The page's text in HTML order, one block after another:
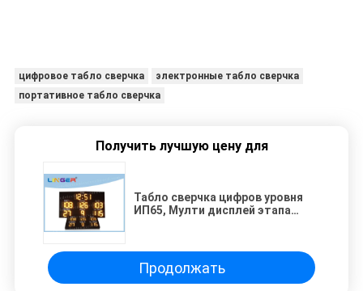
цифровое табло сверчка
электронные табло сверчка
портативное табло сверчка
Получить лучшую цену для
Табло сверчка цифров уровня
ИП65, Мулти дисплей этапа
Продолжать